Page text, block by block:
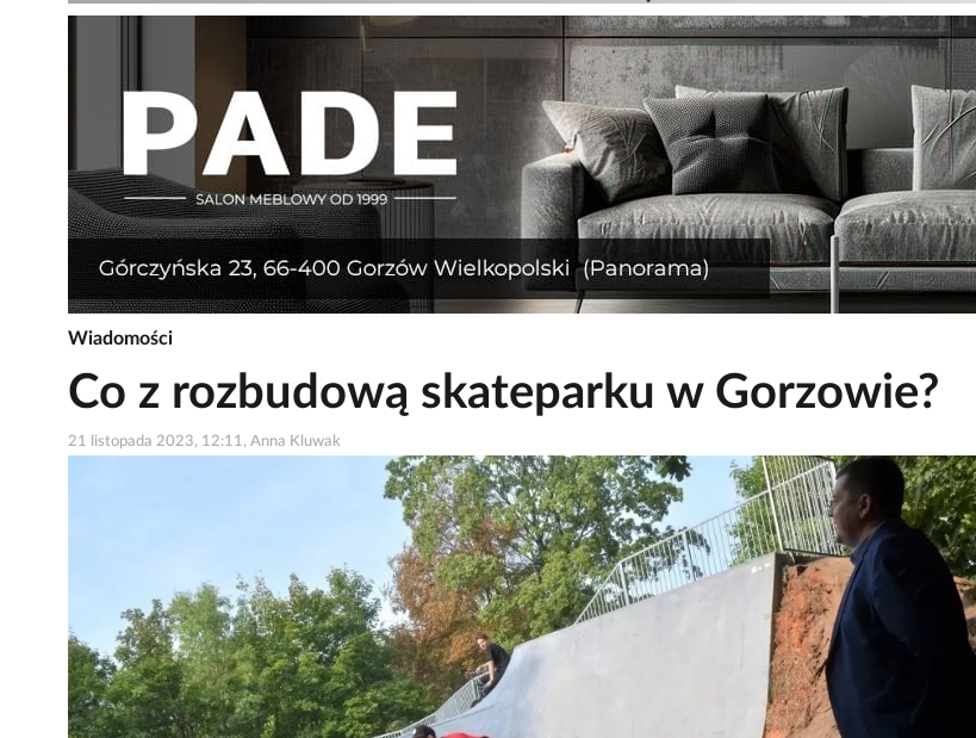
Wiadomości
Co z rozbudową skateparku w Gorzowie?
21 listopada 2023, 12:11, Anna Kluwak